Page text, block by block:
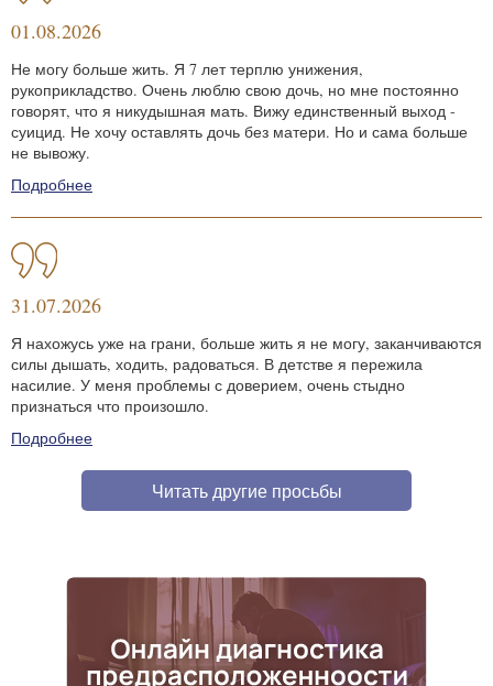
01.08.2026
Не могу больше жить. Я 7 лет терплю унижения,
рукоприкладство. Очень люблю свою дочь, но мне постоянно
говорят, что я никудышная мать. Вижу единственный выход -
суицид. Не хочу оставлять дочь без матери. Но и сама больше
не вывожу.
Подробнее
31.07.2026
Я нахожусь уже на грани, больше жить я не могу, заканчиваются
силы дышать, ходить, радоваться. В детстве я пережила
насилие. У меня проблемы с доверием, очень стыдно
признаться что произошло.
Подробнее
Читать другие просьбы